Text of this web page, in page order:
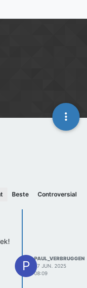
Beste Controversial
P
PAUL_VERBRUGGEN
27 JUN. 2025
08:09